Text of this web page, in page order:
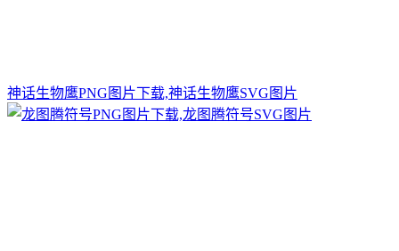
神话生物鹰PNG图片下载,神话生物鹰SVG图片